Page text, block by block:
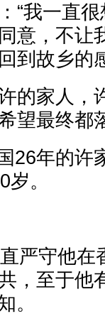
“我一直
意，不让
到故乡的
的家人，
望最终都
26年的许
。
严守他在
，至于他
。